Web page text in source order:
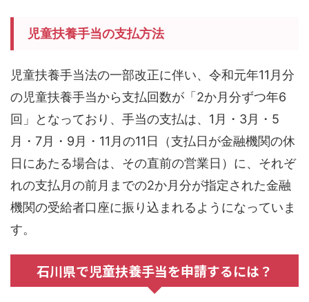
児童扶養手当の支払方法
児童扶養手当法の一部改正に伴い、令和元年11月分
の児童扶養手当から支払回数が「2か月分ずつ年6
回」となっており、手当の支払は、1月・3月・5
月・7月・9月・11月の11日（支払日が金融機関の休
日にあたる場合は、その直前の営業日）に、それぞ
れの支払月の前月までの2か月分が指定された金融
機関の受給者口座に振り込まれるようになっていま
す。
石川県で児童扶養手当を申請するには？